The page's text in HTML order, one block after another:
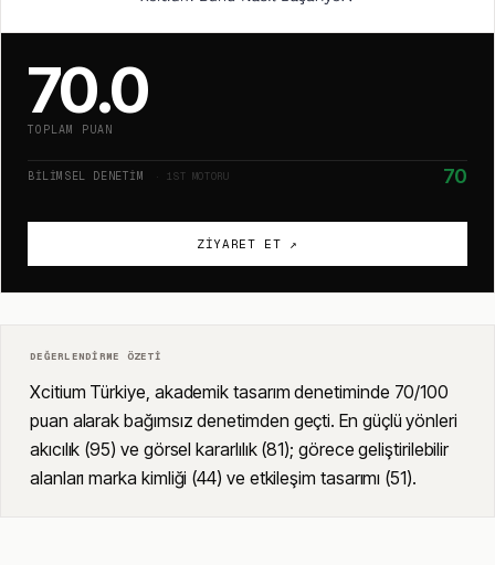
70.0
TOPLAM PUAN
BILIMSEL DENETIM · 1ST MOTORU 70
ZIYARET ET ↗
DEĞERLENDIRME ÖZETI
Xcitium Türkiye, akademik tasarım denetiminde 70/100
puan alarak bağımsız denetimden geçti. En güçlü yönleri
akıcılık (95) ve görsel kararlılık (81); görece geliştirilebilir
alanları marka kimliği (44) ve etkileşim tasarımı (51).